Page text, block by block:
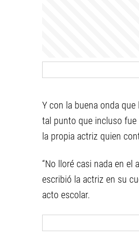
Y con la buena onda que
tal punto que incluso fue
la propia actriz quien
“No lloré casi nada en el
escribió la actriz en su
acto escolar.